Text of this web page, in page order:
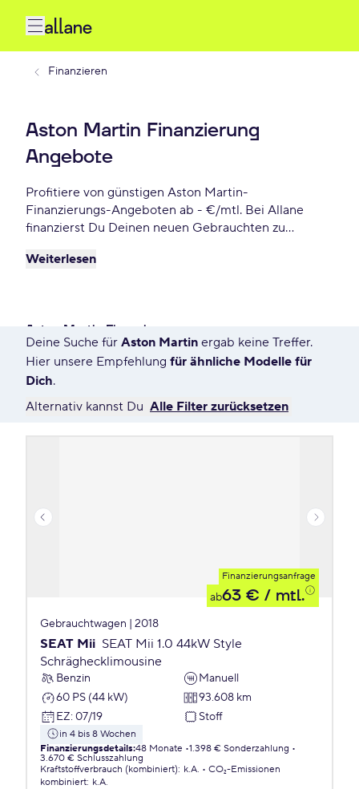
Finanzieren
Aston Martin Finanzierung
Angebote
Profitiere von günstigen Aston Martin-
Finanzierungs-Angeboten ab - €/mtl. Bei Allane
finanzierst Du Deinen neuen Gebrauchten zu
Gebrauchtwagengarantie und vielen weiteren
Weiterlesen
Aston Martin Finanzierung
1756 Angebote für Deine Suche
Deine Suche für Aston Martin ergab keine Treffer.
Hier unsere Empfehlung für ähnliche Modelle für
Dich.
Alternativ kannst Du Alle Filter zurücksetzen
Finanzierungsanfrage
ab63 € / mtl.
Gebrauchtwagen | 2018
SEAT Mii SEAT Mii 1.0 44kW Style
Schräghecklimousine
Benzin
Manuell
60 PS (44 kW)
93.608 km
EZ: 07/19 Stoff
in 4 bis 8 Wochen
Finanzierungsdetails:48 Monate 1.398 € Sonderzahlung
3.670 € Schlusszahlung
Kraftstoffverbrauch (kombiniert): k.A.
CO₂-Emissionen
kombiniert: k.A.